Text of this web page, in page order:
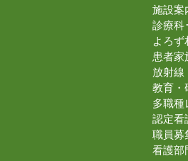
施設案
診療科
よろず
患者家
放射線
教育・
多職種
認定看
職員募
看護部